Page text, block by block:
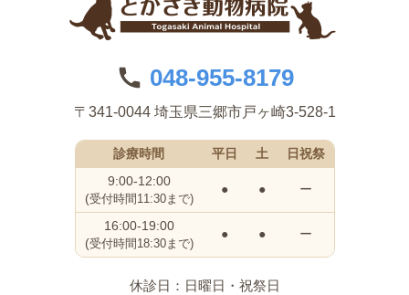
048-955-8179
〒341-0044 埼玉県三郷市戸ヶ崎3-528-1
診療時間 平日 土
日祝祭
9:00-12:00
(受付時間11:30まで)
● ● ー
16:00-19:00
(受付時間18:30まで)
● ● ー
休診日：日曜日・祝祭日